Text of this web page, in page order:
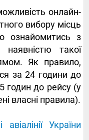
онлайн-
вибору місць
ознайомитись з
наявністю такої
Як правило,
за 24 години до
годин до рейсу (у
власні правила).
України